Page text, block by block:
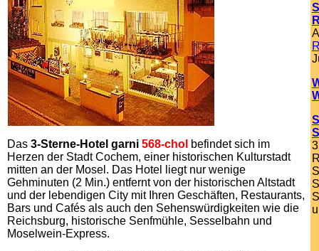
Das 3-Sterne-Hotel garni 568-chol befindet sich im
Herzen der Stadt Cochem, einer historischen Kulturstadt
mitten an der Mosel. Das Hotel liegt nur wenige
Gehminuten (2 Min.) entfernt von der historischen Altstadt
und der lebendigen City mit Ihren Geschäften, Restaurants,
Bars und Cafés als auch den Sehenswürdigkeiten wie die
Reichsburg, historische Senfmühle, Sesselbahn und
Moselwein-Express.